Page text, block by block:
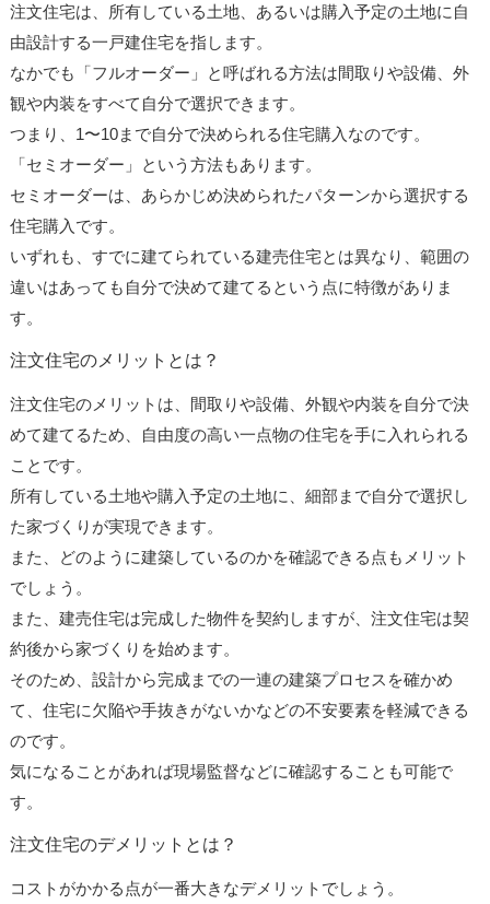
注文住宅は、所有している土地、あるいは購入予定の土地に自
由設計する一戸建住宅を指します。
なかでも「フルオーダー」と呼ばれる方法は間取りや設備、外
観や内装をすべて自分で選択できます。
つまり、1〜10まで自分で決められる住宅購入なのです。
「セミオーダー」という方法もあります。
セミオーダーは、あらかじめ決められたパターンから選択する
住宅購入です。
いずれも、すでに建てられている建売住宅とは異なり、範囲の
違いはあっても自分で決めて建てるという点に特徴がありま
す。
注文住宅のメリットとは？
注文住宅のメリットは、間取りや設備、外観や内装を自分で決
めて建てるため、自由度の高い一点物の住宅を手に入れられる
ことです。
所有している土地や購入予定の土地に、細部まで自分で選択し
た家づくりが実現できます。
また、どのように建築しているのかを確認できる点もメリット
でしょう。
また、建売住宅は完成した物件を契約しますが、注文住宅は契
約後から家づくりを始めます。
そのため、設計から完成までの一連の建築プロセスを確かめ
て、住宅に欠陥や手抜きがないかなどの不安要素を軽減できる
のです。
気になることがあれば現場監督などに確認することも可能で
す。
注文住宅のデメリットとは？
コストがかかる点が一番大きなデメリットでしょう。